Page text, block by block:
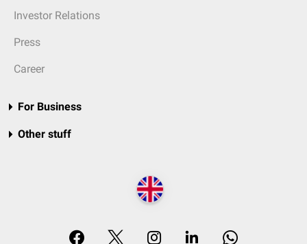
Investor Relations
Press
Career
For Business
Other stuff